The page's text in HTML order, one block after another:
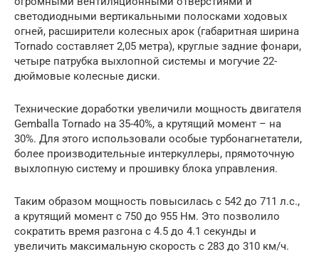
светодиодными вертикальными полосками ходовых
огней, расширители колесных арок (габаритная ширина
Tornado составляет 2,05 метра), круглые задние фонари,
четыре патрубка выхлопной системы и могучие 22-
дюймовые колесные диски.
Технические доработки увеличили мощность двигателя
Gemballa Tornado на 35-40%, а крутящий момент – на
30%. Для этого использовали особые турбонагнетатели,
более производительные интеркуллеры, прямоточную
выхлопную систему и прошивку блока управления.
Таким образом мощность повысилась с 542 до 711 л.с.,
а крутящий момент с 750 до 955 Нм. Это позволило
сократить время разгона с 4.5 до 4.1 секунды и
увеличить максимальную скорость с 283 до 310 км/ч.